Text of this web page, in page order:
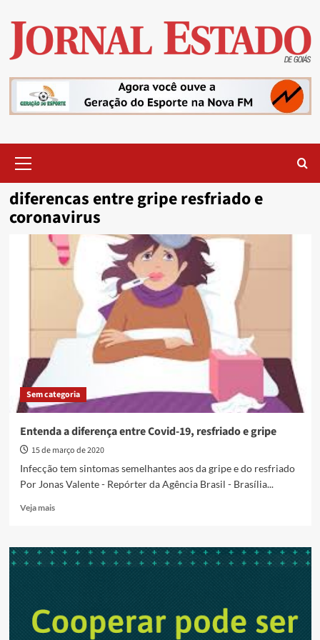
content
Menu
diferencas entre gripe resfriado e
coronavirus
Sem categoria
Entenda a diferença entre Covid-19, resfriado e gripe
15 de março de 2020
Infecção tem sintomas semelhantes aos da gripe e do resfriado
Por Jonas Valente - Repórter da Agência Brasil - Brasília...
Veja maisRead
Entenda
19,
resfriado